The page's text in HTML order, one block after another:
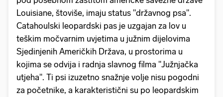
Louisiane, štoviše, imaju status "državnog psa".
Catahoulski leopardski pas je uzgajan za lov u
teškim močvarnim uvjetima u južnim dijelovima
Sjedinjenih Američkih Država, u prostorima u
kojima se odvija i radnja slavnog filma "Južnjačka
utjeha". Ti psi izuzetno snažnje volje nisu pogodni
za početnike, a karakteristični su po leopardskim